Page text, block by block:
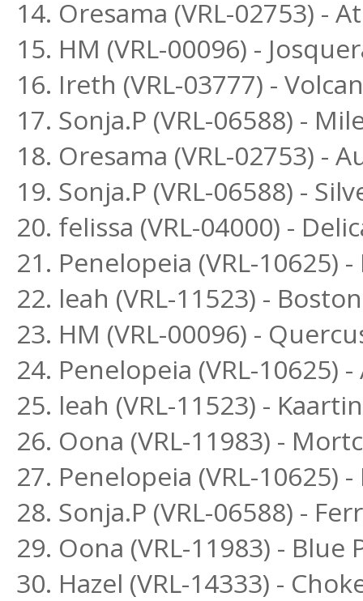
14. Oresama (VRL-02753) -
15. HM (VRL-00096) -
16. Ireth (VRL-03777) -
17. Sonja.P (VRL-06588) -
18. Oresama (VRL-02753) -
19. Sonja.P (VRL-06588) -
20. felissa (VRL-04000) -
21. Penelopeia (VRL-10625)
22. leah (VRL-11523) -
23. HM (VRL-00096) -
24. Penelopeia (VRL-10625)
25. leah (VRL-11523) -
26. Oona (VRL-11983) -
27. Penelopeia (VRL-10625)
28. Sonja.P (VRL-06588) -
29. Oona (VRL-11983) -
30. Hazel (VRL-14333) -